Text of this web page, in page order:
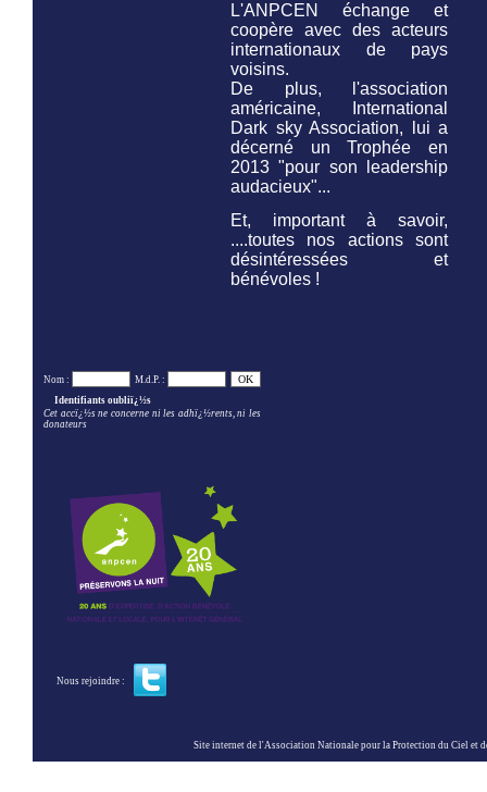
L'ANPCEN échange et
coopère avec des acteurs
internationaux de pays
voisins.
De plus, l'association
américaine,
International
Dark sky Association,
lui a
décerné un Trophée en
2013 "pour son leadership
audacieux"...
Et, important à savoir,
....toutes nos actions sont
désintéressées et
bénévoles !
Nom :
M.d.P. :
Identifiants oubliï¿½s
Cet accï¿½s ne concerne ni les adhï¿½rents, ni les
donateurs
Nous rejoindre :
Site internet de l'Association Nationale pour la Protection du Ciel et de